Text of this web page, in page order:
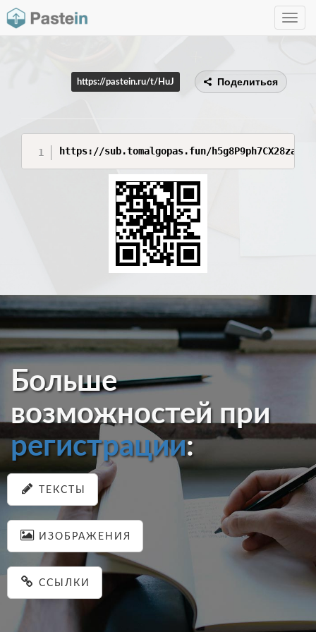
Toggle
https://pastein.ru/t/HuJ Поделиться
https://sub.tomalgopas.fun/h5g8P9ph7CX28za0
Больше
возможностей при
регистрации:
ТЕКСТЫ
ИЗОБРАЖЕНИЯ
ССЫЛКИ